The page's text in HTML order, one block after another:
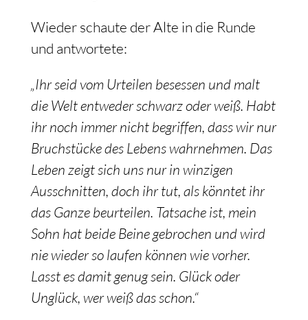
Wieder schaute der Alte in die Runde
und antwortete:
„Ihr seid vom Urteilen besessen und malt
die Welt entweder schwarz oder weiß. Habt
ihr noch immer nicht begriffen, dass wir nur
Bruchstücke des Lebens wahrnehmen. Das
Leben zeigt sich uns nur in winzigen
Ausschnitten, doch ihr tut, als könntet ihr
das Ganze beurteilen. Tatsache ist, mein
Sohn hat beide Beine gebrochen und wird
nie wieder so laufen können wie vorher.
Lasst es damit genug sein. Glück oder
Unglück, wer weiß das schon.“